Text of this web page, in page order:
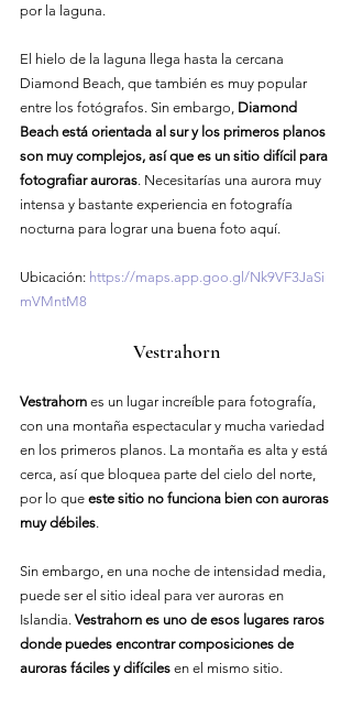
por la laguna.
El hielo de la laguna llega hasta la cercana
Diamond Beach, que también es muy popular
entre los fotógrafos. Sin embargo, Diamond
Beach está orientada al sur y los primeros planos
son muy complejos, así que es un sitio difícil para
fotografiar auroras. Necesitarías una aurora muy
intensa y bastante experiencia en fotografía
nocturna para lograr una buena foto aquí.
Ubicación: https://maps.app.goo.gl/Nk9VF3JaSi
mVMntM8
Vestrahorn
Vestrahorn es un lugar increíble para fotografía,
con una montaña espectacular y mucha variedad
en los primeros planos. La montaña es alta y está
cerca, así que bloquea parte del cielo del norte,
por lo que este sitio no funciona bien con auroras
muy débiles.
Sin embargo, en una noche de intensidad media,
puede ser el sitio ideal para ver auroras en
Islandia. Vestrahorn es uno de esos lugares raros
donde puedes encontrar composiciones de
auroras fáciles y difíciles en el mismo sitio.